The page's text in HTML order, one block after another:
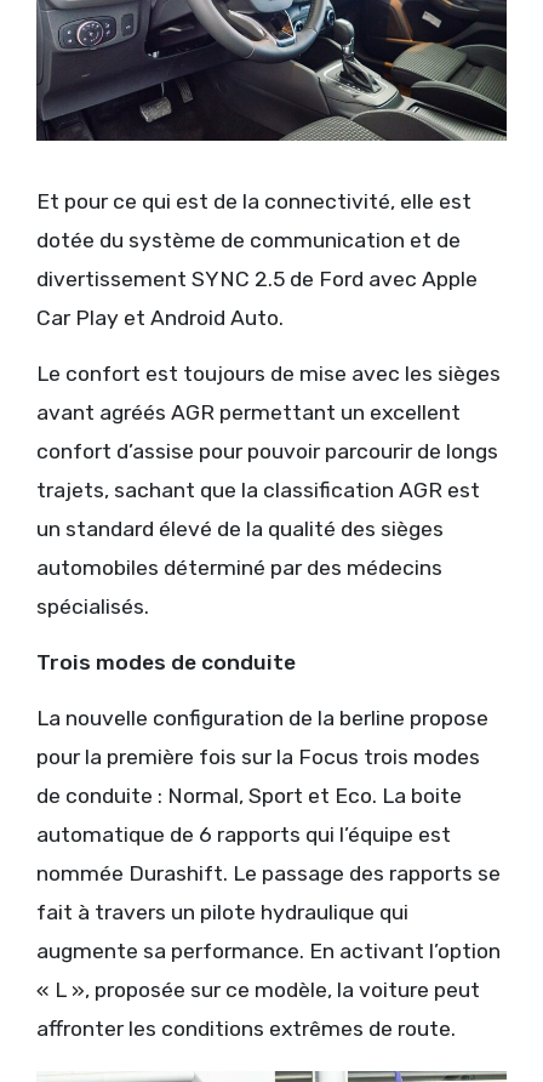
Et pour ce qui est de la connectivité, elle est
dotée du système de communication et de
divertissement SYNC 2.5 de Ford avec Apple
Car Play et Android Auto.
Le confort est toujours de mise avec les sièges
avant agréés AGR permettant un excellent
confort d’assise pour pouvoir parcourir de longs
trajets, sachant que la classification AGR est
un standard élevé de la qualité des sièges
automobiles déterminé par des médecins
spécialisés.
Trois modes de conduite
La nouvelle configuration de la berline propose
pour la première fois sur la Focus trois modes
de conduite : Normal, Sport et Eco. La boite
automatique de 6 rapports qui l’équipe est
nommée Durashift. Le passage des rapports se
fait à travers un pilote hydraulique qui
augmente sa performance. En activant l’option
« L », proposée sur ce modèle, la voiture peut
affronter les conditions extrêmes de route.